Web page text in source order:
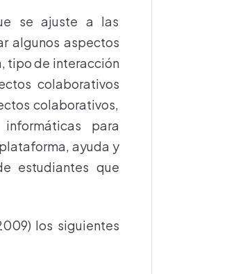
se ajuste a las
algunos aspectos
tipo de interacción
colaborativos
colaborativos,
para
ayuda y
estudiantes que
los siguientes